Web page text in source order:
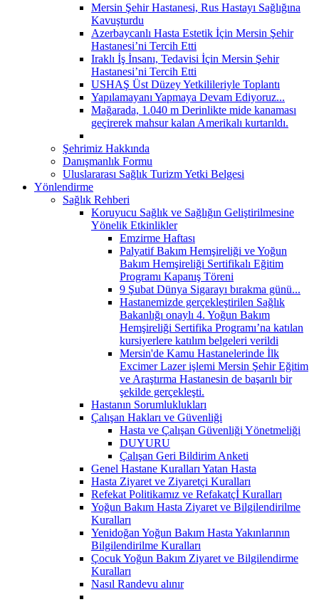
Mersin Şehir Hastanesi, Rus Hastayı Sağlığına
Kavuşturdu
Azerbaycanlı Hasta Estetik İçin Mersin Şehir
Hastanesi’ni Tercih Etti
Iraklı İş İnsanı, Tedavisi İçin Mersin Şehir
Hastanesi’ni Tercih Etti
USHAŞ Üst Düzey Yetkilileriyle Toplantı
Yapılamayanı Yapmaya Devam Ediyoruz...
Mağarada, 1.040 m Derinlikte mide kanaması
geçirerek mahsur kalan Amerikalı kurtarıldı.
Şehrimiz Hakkında
Danışmanlık Formu
Uluslararası Sağlık Turizm Yetki Belgesi
Yönlendirme
Sağlık Rehberi
Koruyucu Sağlık ve Sağlığın Geliştirilmesine
Yönelik Etkinlikler
Emzirme Haftası
Palyatif Bakım Hemşireliği ve Yoğun
Bakım Hemşireliği Sertifikalı Eğitim
Programı Kapanış Töreni
9 Şubat Dünya Sigarayı bırakma günü...
Hastanemizde gerçekleştirilen Sağlık
Bakanlığı onaylı 4. Yoğun Bakım
Hemşireliği Sertifika Programı’na katılan
kursiyerlere katılım belgeleri verildi
Mersin'de Kamu Hastanelerinde İlk
Excimer Lazer işlemi Mersin Şehir Eğitim
ve Araştırma Hastanesin de başarılı bir
şekilde gerçekleşti.
Hastanın Sorumluklukları
Çalışan Hakları ve Güvenliği
Hasta ve Çalışan Güvenliği Yönetmeliği
DUYURU
Çalışan Geri Bildirim Anketi
Genel Hastane Kuralları Yatan Hasta
Hasta Ziyaret ve Ziyaretçi Kuralları
Refekat Politikamız ve Refakatçİ Kuralları
Yoğun Bakım Hasta Ziyaret ve Bilgilendirilme
Kuralları
Yenidoğan Yoğun Bakım Hasta Yakınlarının
Bilgilendirilme Kuralları
Çocuk Yoğun Bakım Ziyaret ve Bilgilendirme
Kuralları
Nasıl Randevu alınır